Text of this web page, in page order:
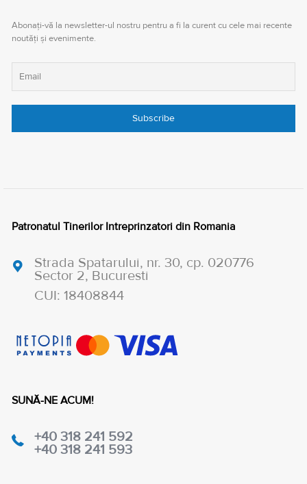
Abonați-vă la newsletter-ul nostru pentru a fi la curent cu cele mai recente
noutăți și evenimente.
Patronatul Tinerilor Intreprinzatori din Romania
Strada Spatarului, nr. 30, cp. 020776
Sector 2, Bucuresti
CUI: 18408844
SUNĂ-NE ACUM!
+40 318 241 592
+40 318 241 593